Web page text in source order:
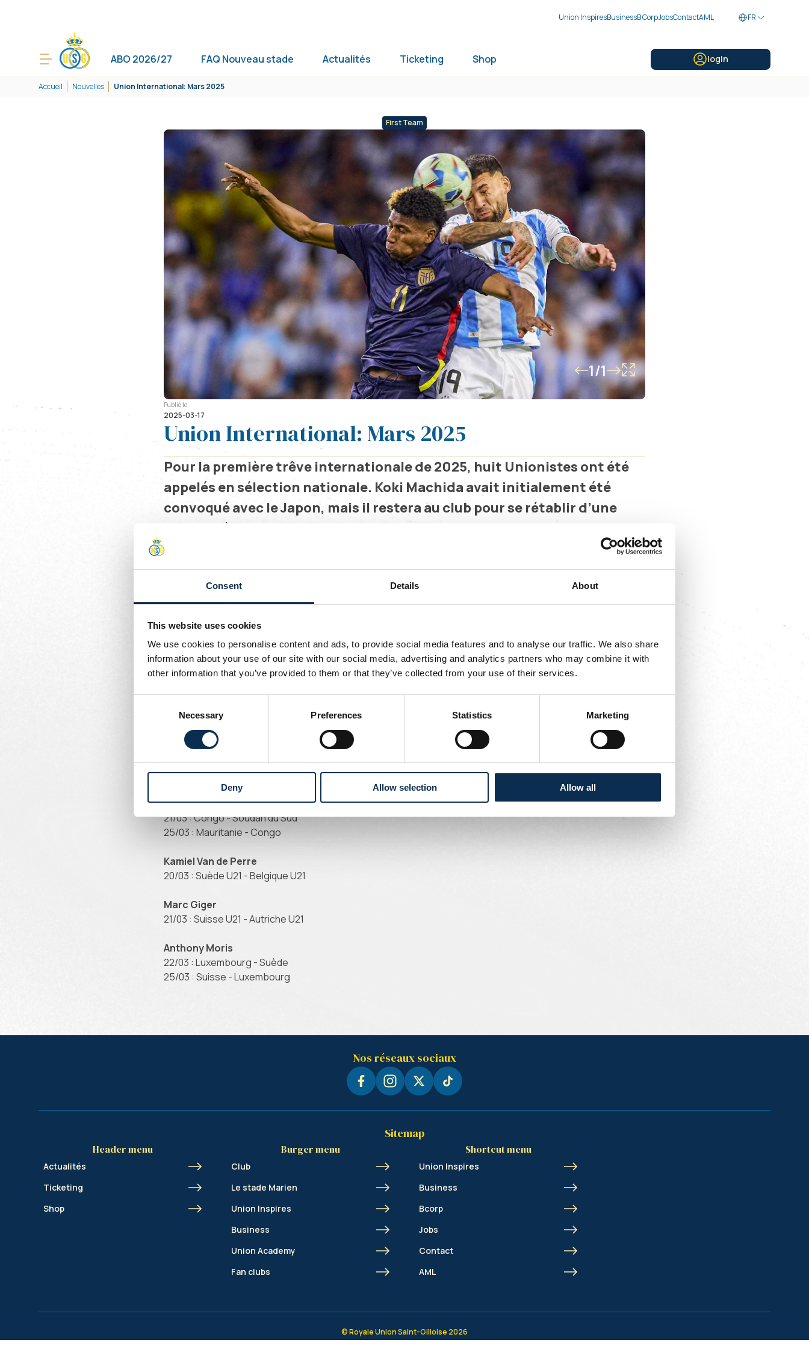
Consent Details About
This website uses cookies
We use cookies to personalise content and ads, to provide social media features and to analyse our traffic. We also share
information about your use of our site with our social media, advertising and analytics partners who may combine it with
other information that you’ve provided to them or that they’ve collected from your use of their services.
Necessary Preferences Statistics Marketing
Deny Allow selection Allow all
Union InspiresBusinessB CorpJobsContactAML FR
ABO 2026/27 FAQ Nouveau stade Actualités Ticketing Shop login
Accueil Nouvelles Union International: Mars 2025
First Team
1/1
Publié le
2025-03-17
Union International: Mars 2025
Pour la première trêve internationale de 2025, huit Unionistes ont été
appelés en sélection nationale. Koki Machida avait initialement été
convoqué avec le Japon, mais il restera au club pour se rétablir d’une
blessure à la cheville en vue des play-offs. Retrouvez ci-dessous le
programme de nos internationaux.
Kevin Rodriguez
21/03 : Équateur - Venezuela
Franjo Ivanović
20/03 : Croatie - France
23/03 : France - Croatie
20/03 : Canada - Mexique
Anan Khalaili
22/03 : Israël - Estonie
25/03 : Israël - Norvège
Noah Sadiki
21/03 : Congo - Soudan du Sud
25/03 : Mauritanie - Congo
Kamiel Van de Perre
20/03 : Suède U21 - Belgique U21
Marc Giger
21/03 : Suisse U21 - Autriche U21
Anthony Moris
22/03 : Luxembourg - Suède
25/03 : Suisse - Luxembourg
Nos réseaux sociaux
Sitemap
Header menu
Actualités
Ticketing
Shop
Burger menu
Club
Le stade Marien
Union Inspires
Business
Union Academy
Fan clubs
Shortcut menu
Union Inspires
Business
Bcorp
Jobs
Contact
AML
© Royale Union Saint-Gilloise 2026